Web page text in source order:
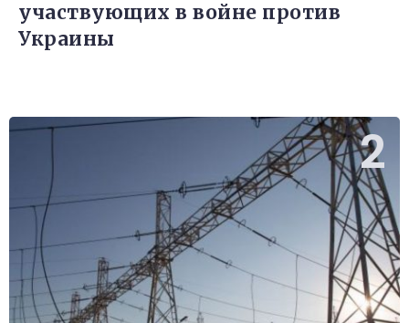
участвующих в войне против
Украины